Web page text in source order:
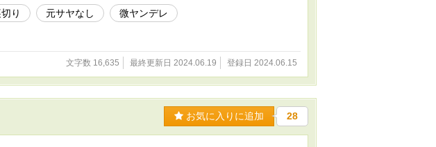
り 元サヤなし
微ヤンデレ
文字数 16,635 最終更新日 2024.06.19 登録日 2024.06.15
お気に入りに追加 28